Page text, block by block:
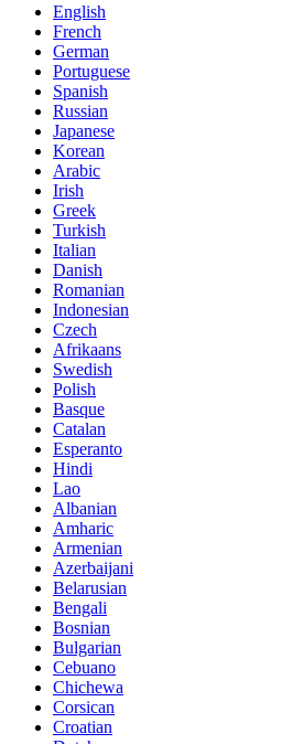
English
French
German
Portuguese
Spanish
Russian
Japanese
Korean
Arabic
Irish
Greek
Turkish
Italian
Danish
Romanian
Indonesian
Czech
Afrikaans
Swedish
Polish
Basque
Catalan
Esperanto
Hindi
Lao
Albanian
Amharic
Armenian
Azerbaijani
Belarusian
Bengali
Bosnian
Bulgarian
Cebuano
Chichewa
Corsican
Croatian